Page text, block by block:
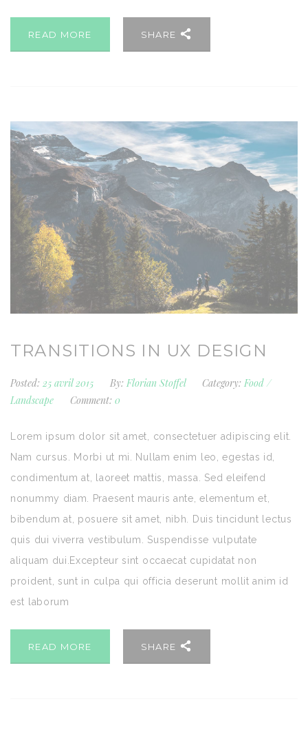
READ MORE SHARE
TRANSITIONS IN UX DESIGN
Posted: 25 avril 2015 By: Florian Stoffel Category: Food /
Landscape
Comment: 0
Lorem ipsum dolor sit amet, consectetuer adipiscing elit.
Nam cursus. Morbi ut mi. Nullam enim leo, egestas id,
condimentum at, laoreet mattis, massa. Sed eleifend
nonummy diam. Praesent mauris ante, elementum et,
bibendum at, posuere sit amet, nibh. Duis tincidunt lectus
quis dui viverra vestibulum. Suspendisse vulputate
aliquam dui.Excepteur sint occaecat cupidatat non
proident, sunt in culpa qui officia deserunt mollit anim id
est laborum
READ MORE SHARE